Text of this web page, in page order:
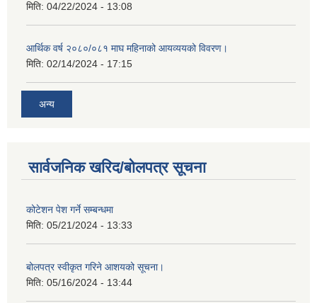
मिति: 04/22/2024 - 13:08
आर्थिक वर्ष २०८०/०८१ माघ महिनाको आयव्ययको विवरण।
मिति: 02/14/2024 - 17:15
अन्य
सार्वजनिक खरिद/बोलपत्र सूचना
कोटेशन पेश गर्ने सम्बन्धमा
मिति: 05/21/2024 - 13:33
बोलपत्र स्वीकृत गरिने आशयको सूचना।
मिति: 05/16/2024 - 13:44